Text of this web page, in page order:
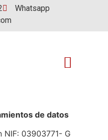
Whatsapp
de datos
NIF: 03903771- G